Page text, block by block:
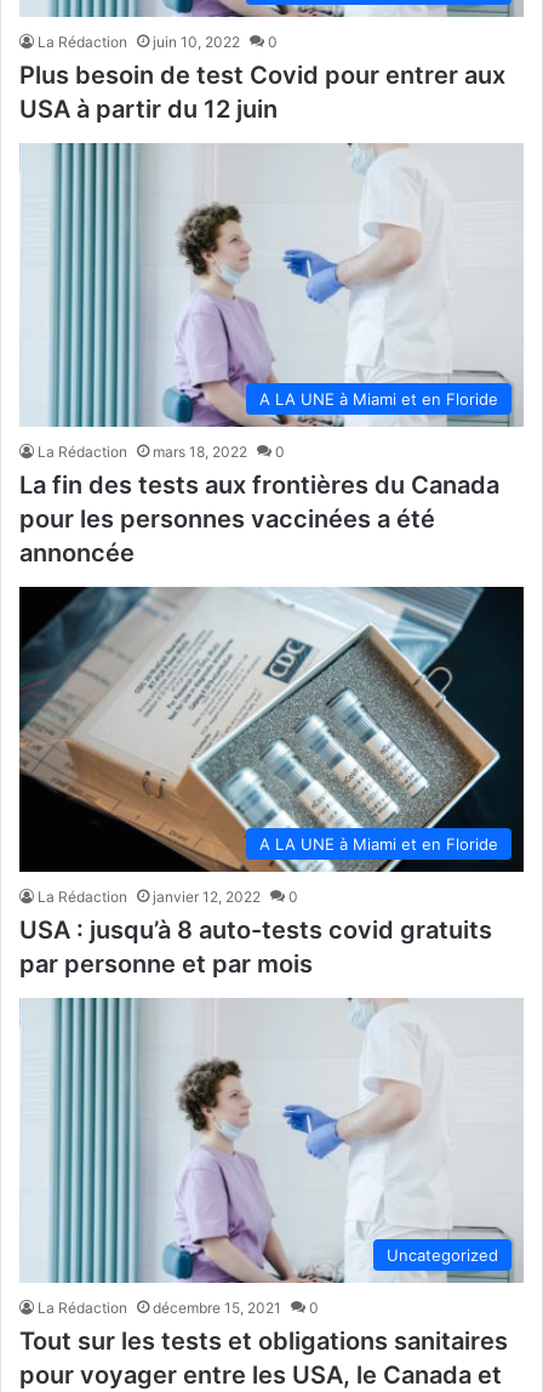
La Rédaction juin 10, 2022 0
Plus besoin de test Covid pour entrer aux
USA à partir du 12 juin
A LA UNE à Miami et en Floride
La Rédaction mars 18, 2022 0
La fin des tests aux frontières du Canada
pour les personnes vaccinées a été
annoncée
A LA UNE à Miami et en Floride
La Rédaction janvier 12, 2022 0
USA : jusqu’à 8 auto-tests covid gratuits
par personne et par mois
Uncategorized
La Rédaction décembre 15, 2021 0
Tout sur les tests et obligations sanitaires
pour voyager entre les USA, le Canada et